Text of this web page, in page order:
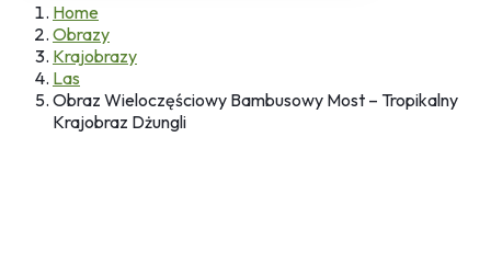
Home
Obrazy
Krajobrazy
Las
Obraz Wieloczęściowy Bambusowy Most – Tropikalny
Krajobraz Dżungli